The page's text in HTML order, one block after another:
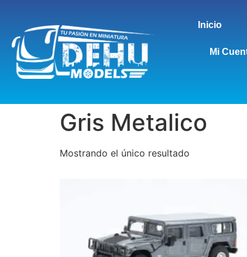
Inicio
Mi
Gris Metalico
Mostrando el único resultado